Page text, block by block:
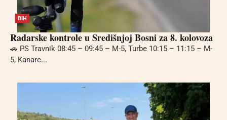
BIH
Radarske kontrole u Središnjoj Bosni za 8. kolovoza
🚗 PS Travnik 08:45 – 09:45 – M-5, Turbe 10:15 – 11:15 – M-
5, Kanare...